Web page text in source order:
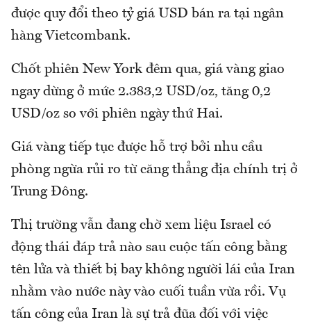
được quy đổi theo tỷ giá USD bán ra tại ngân
hàng Vietcombank.
Chốt phiên New York đêm qua, giá vàng giao
ngay dừng ở mức 2.383,2 USD/oz, tăng 0,2
USD/oz so với phiên ngày thứ Hai.
Giá vàng tiếp tục được hỗ trợ bởi nhu cầu
phòng ngừa rủi ro từ căng thẳng địa chính trị ở
Trung Đông.
Thị trường vẫn đang chờ xem liệu Israel có
động thái đáp trả nào sau cuộc tấn công bằng
tên lửa và thiết bị bay không người lái của Iran
nhằm vào nước này vào cuối tuần vừa rồi. Vụ
tấn công của Iran là sự trả đũa đối với việc